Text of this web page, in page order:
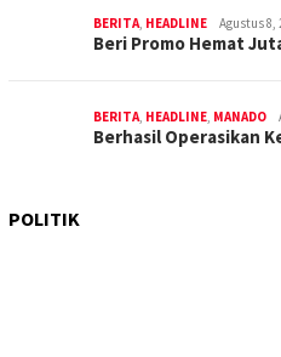
BERITA HEADLINE Agustus 8,
Beri Promo Hemat
BERITA HEADLINE MANADO
Berhasil Operasikan
POLITIK